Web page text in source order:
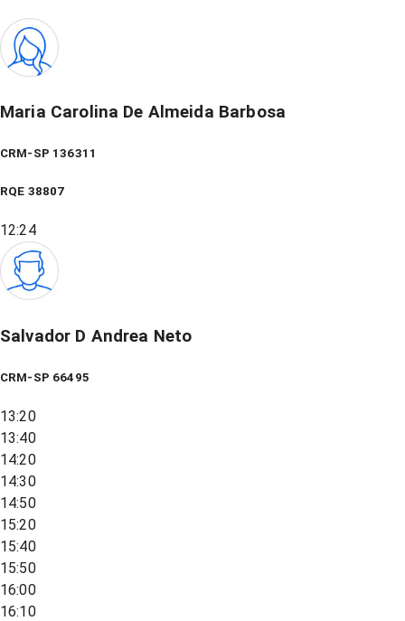
Maria Carolina De Almeida Barbosa
CRM-SP 136311
RQE 38807
12:24
Salvador D Andrea Neto
CRM-SP 66495
13:20
13:40
14:20
14:30
14:50
15:20
15:40
15:50
16:00
16:10